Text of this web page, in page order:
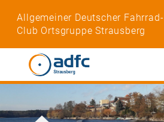
Allgemeiner Deutscher Fahrrad-
Club Ortsgruppe Strausberg